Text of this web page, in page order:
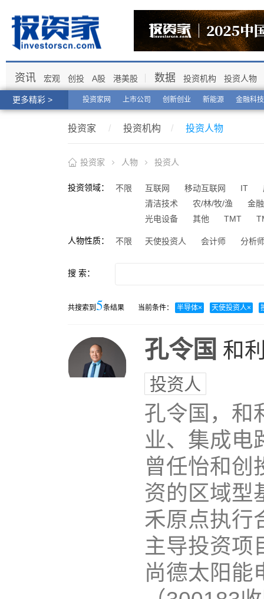
更多精彩 > 投资家网 上市公司 创新创业 新能源 金融科技
资讯 宏观 创投 A股 港美股 数据 投资机构 投资人物
投资家 / 投资机构 / 投资人物
投资家 人物 投资人
投资领域： 不限 互联网 移动互联网 IT
清洁技术
农/林/牧/渔
金融
光电设备
其他 TMT
人物性质： 不限 天使投资人 会计师 分析
搜 索：
共搜索到 5条结果 当前条件： 半导体× 天使投资人×
孔令国 和
投资人
孔令国，和
业、集成电
曾任怡和创
资的区域型
禾原点执行
主导投资项
尚德太阳能